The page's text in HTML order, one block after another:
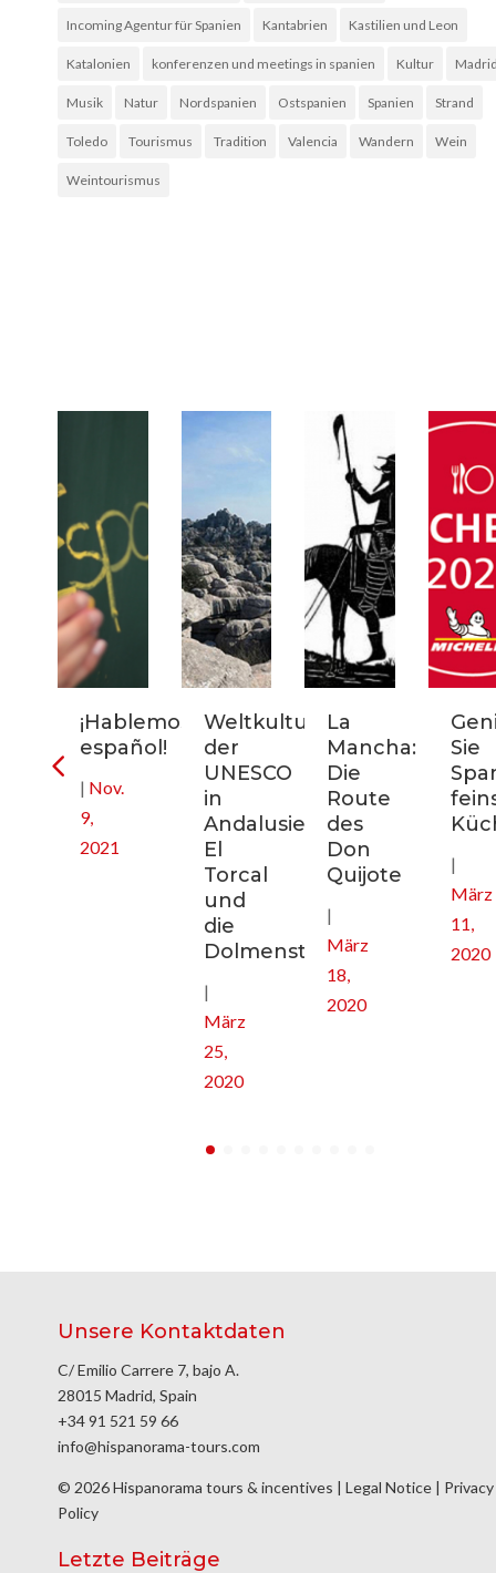
Incoming Agentur für Spanien Kantabrien Kastilien und Leon
Katalonien konferenzen und meetings in spanien Kultur
Musik Natur Nordspanien Ostspanien Spanien Strand
Toledo Tourismus Tradition Valencia Wandern Wein
Weintourismus
¡Hablemos
español!
| Nov.
9,
2021
Weltkulturerbe
der
UNESCO
in
Andalusien:
El
Torcal
und
die
Dolmenstätten
|
März
25,
2020
La
Mancha:
Die
Route
des
Don
Quijote
|
März
18,
2020
Sie
|
März
11,
2020
Unsere Kontaktdaten
C/ Emilio Carrere 7, bajo A.
28015 Madrid, Spain
+34 91 521 59 66
info@hispanorama-tours.com
© 2026 Hispanorama tours & incentives | Legal Notice | Privacy
Policy
Letzte Beiträge